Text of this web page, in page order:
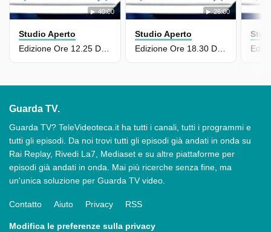
40:00
Studio Aperto
26:00
Studio Aperto
Edizione Ore 18.30 Dell'11 Luglio
Guarda TV.
Guarda TV? TeleVideoteca.it ha tutti i canali, tutti i programmi e
tutti gli episodi. Da noi trovi tutti gli episodi già andati in onda su
Rai Replay, Rivedi La7, Mediaset e su altre piattaforme per
episodi già andati in onda. Mai più ricerche senza fine, ma
un'unica soluzione per Guarda TV video.
Contatto Aiuto Privacy RSS
Modifica le preferenze sulla privacy